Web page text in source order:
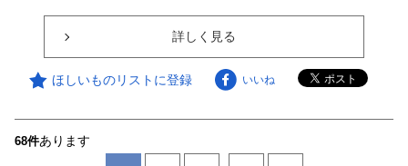
詳しく見る
ほしいものリストに登録 いいね
68件あります